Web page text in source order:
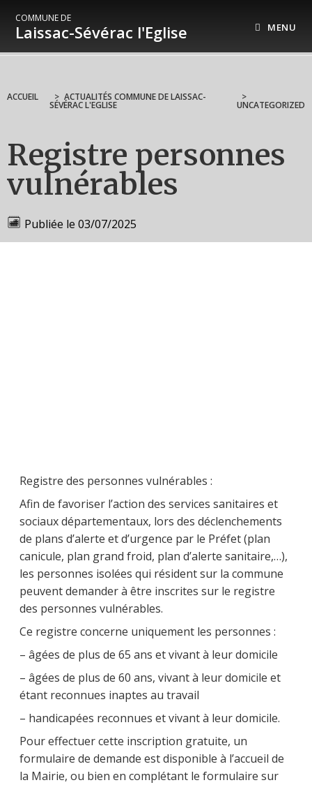
COMMUNE DE
Laissac-Sévérac l'Eglise MENU
ACCUEIL > ACTUALITÉS COMMUNE DE LAISSAC-
SÉVÉRAC L'EGLISE
>
UNCATEGORIZED
Registre personnes
vulnérables
Publiée le 03/07/2025
Registre des personnes vulnérables :
Afin de favoriser l’action des services sanitaires et
sociaux départementaux, lors des déclenchements
de plans d’alerte et d’urgence par le Préfet (plan
canicule, plan grand froid, plan d’alerte sanitaire,…),
les personnes isolées qui résident sur la commune
peuvent demander à être inscrites sur le registre
des personnes vulnérables.
Ce registre concerne uniquement les personnes :
– âgées de plus de 65 ans et vivant à leur domicile
– âgées de plus de 60 ans, vivant à leur domicile et
étant reconnues inaptes au travail
– handicapées reconnues et vivant à leur domicile.
Pour effectuer cette inscription gratuite, un
formulaire de demande est disponible à l’accueil de
la Mairie, ou bien en complétant le formulaire sur